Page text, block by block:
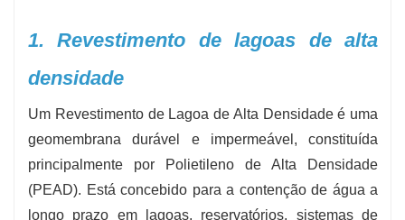
0,5 mm a 3 mm, personalizável
principalmente com base nas necessidades da
missão
- Largura do rolo:Até oito metros, reduzindo as
costuras e simplificando a instalação
-Cor:Preto standard para uma proteção UV
ideal; tons personalizados disponíveis mediante
pedido
1. Revestimento de lagoas de alta
densidade
Um Revestimento de Lagoa de Alta Densidade é uma
geomembrana durável e impermeável, constituída
principalmente por Polietileno de Alta Densidade
(PEAD). Está concebido para a contenção de água a
longo prazo em lagoas, reservatórios, sistemas de